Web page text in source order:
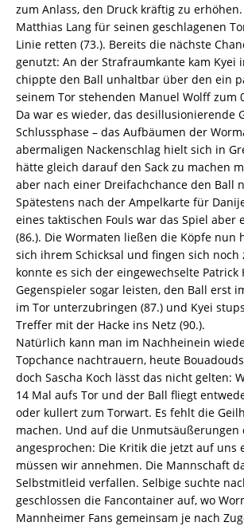
zum Anlass, den Druck kräftig zu
Matthias Lang für seinen geschlagenen
Linie retten (73.). Bereits die nächste
genutzt: An der Strafraumkante kam Kyei
chippte den Ball unhaltbar über den ein
seinem Tor stehenden Manuel Wolff zum
Da war es wieder, das desillusionierende
Schlussphase – das Aufbäumen der
abermaligen Nackenschlag hielt sich in
hätte gleich darauf den Sack zu machen
aber nach einer Dreifachchance den Ball
Spätestens nach der Ampelkarte für
eines taktischen Fouls war das Spiel aber
(86.). Die Wormaten ließen die Köpfe nun
sich ihrem Schicksal und fingen sich noch
konnte es sich der eingewechselte Patrick
Gegenspieler sogar leisten, den Ball erst
im Tor unterzubringen (87.) und Kyei
Treffer mit der Hacke ins Netz (90.).
Natürlich kann man im Nachheinein
Topchance nachtrauern, heute
doch Sascha Koch lässt das nicht gelten:
14 Mal aufs Tor und der Ball fliegt
oder kullert zum Torwart. Es fehlt die
machen. Und auf die
angesprochen: Die Kritik die jetzt auf uns
müssen wir annehmen. Die Mannschaft
Selbstmitleid verfallen. Selbige suchte
geschlossen die Fancontainer auf, wo
Mannheimer Fans gemeinsam je nach